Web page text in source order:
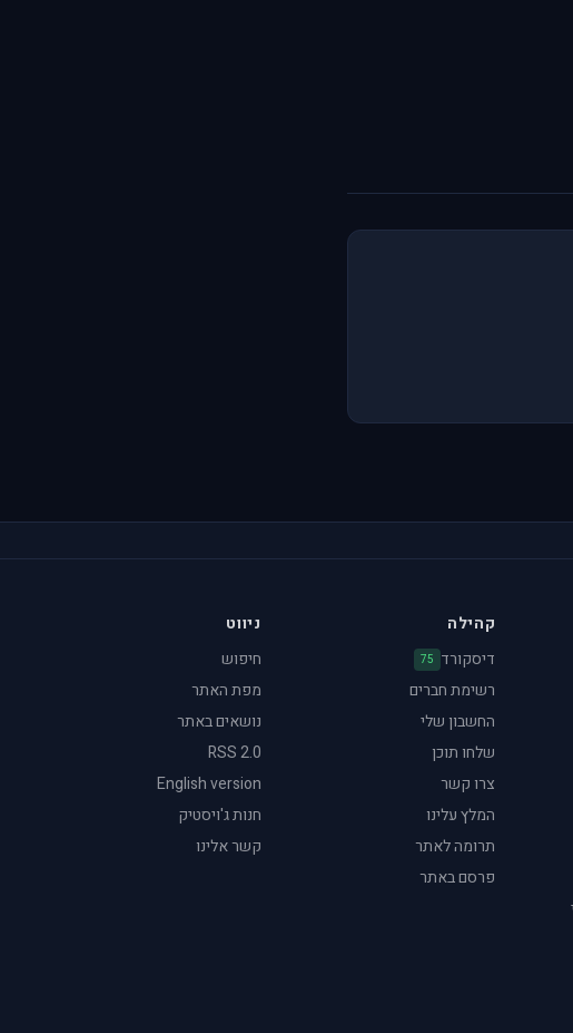
קהילה
דיסקורד 75
רשימת חברים
החשבון שלי
שלחו תוכן
צרו קשר
המלץ עלינו
תרומה לאתר
פרסם באתר
ניווט
חיפוש
מפת האתר
נושאים באתר
RSS 2.0
English version
חנות ג'ויסטיק
קשר אלינו